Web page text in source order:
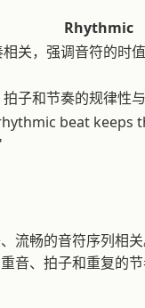
Rhythmic
相关，强调音符的时
子和节奏的规律性与
beat keeps
流畅的音符序列相关
音、拍子和重复的节